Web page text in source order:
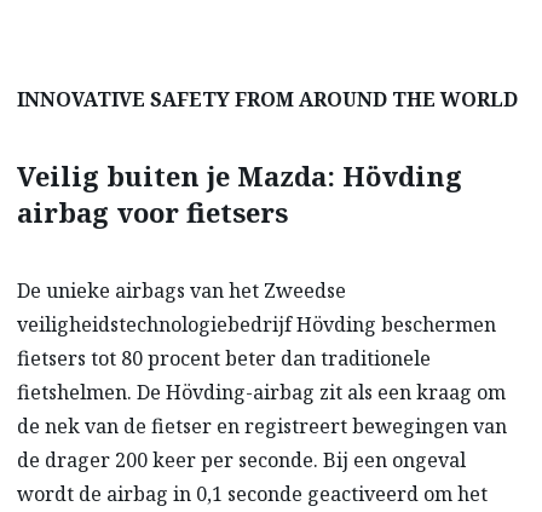
INNOVATIVE SAFETY FROM AROUND THE WORLD
Veilig buiten je Mazda: Hövding
airbag voor fietsers
De unieke airbags van het Zweedse
veiligheidstechnologiebedrijf Hövding beschermen
fietsers tot 80 procent beter dan traditionele
fietshelmen. De Hövding-airbag zit als een kraag om
de nek van de fietser en registreert bewegingen van
de drager 200 keer per seconde. Bij een ongeval
wordt de airbag in 0,1 seconde geactiveerd om het